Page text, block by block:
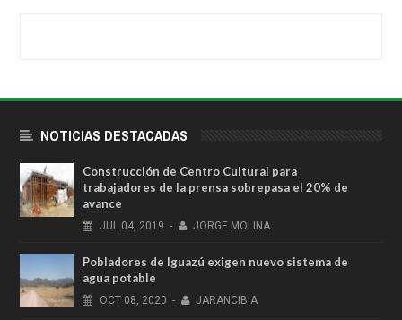
NOTICIAS DESTACADAS
Construcción de Centro Cultural para
trabajadores de la prensa sobrepasa el 20% de
avance
JUL 04, 2019 - JORGE MOLINA
Pobladores de Iguazú exigen nuevo sistema de
agua potable
OCT 08, 2020 - JARANCIBIA